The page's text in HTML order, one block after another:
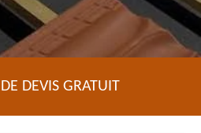
DEVIS GRATUIT